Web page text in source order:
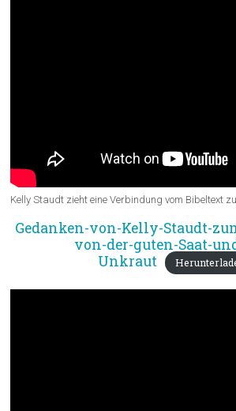
Kelly Staudt zieht eine Verbindung vom Bibeltext
Gedanken-von-Kelly-Staudt-
von-der-guten-Saat-
Unkraut